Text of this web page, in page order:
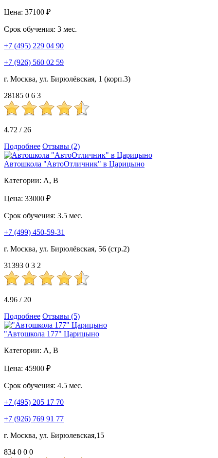
Цена: 37100 ₽
Срок обучения: 3 мес.
+7 (495) 229 04 90
+7 (926) 560 02 59
г. Москва, ул. Бирюлёвская, 1 (корп.3)
28185 0 6 3
4.72 / 26
Подробнее Отзывы (2)
Автошкола "АвтоОтличник" в Царицыно
Категории: A, B
Цена: 33000 ₽
Срок обучения: 3.5 мес.
+7 (499) 450-59-31
г. Москва, ул. Бирюлёвская, 56 (стр.2)
31393 0 3 2
4.96 / 20
Подробнее Отзывы (5)
"Автошкола 177" Царицыно
Категории: A, B
Цена: 45900 ₽
Срок обучения: 4.5 мес.
+7 (495) 205 17 70
+7 (926) 769 91 77
г. Москва, ул. Бирюлевская,15
834 0 0 0